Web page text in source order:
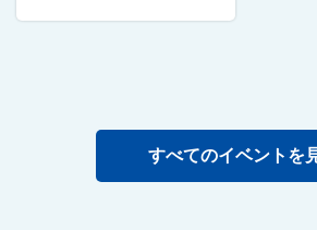
すべてのイベントを